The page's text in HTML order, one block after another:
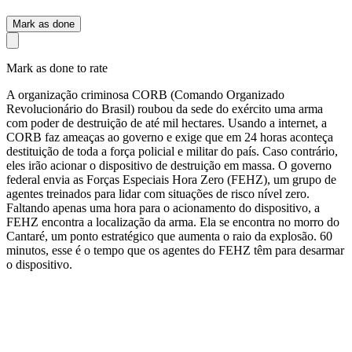
Mark as done
Mark as done to rate
A organização criminosa CORB (Comando Organizado
Revolucionário do Brasil) roubou da sede do exército uma arma
com poder de destruição de até mil hectares. Usando a internet, a
CORB faz ameaças ao governo e exige que em 24 horas aconteça
destituição de toda a força policial e militar do país. Caso contrário,
eles irão acionar o dispositivo de destruição em massa. O governo
federal envia as Forças Especiais Hora Zero (FEHZ), um grupo de
agentes treinados para lidar com situações de risco nível zero.
Faltando apenas uma hora para o acionamento do dispositivo, a
FEHZ encontra a localização da arma. Ela se encontra no morro do
Cantaré, um ponto estratégico que aumenta o raio da explosão. 60
minutos, esse é o tempo que os agentes do FEHZ têm para desarmar
o dispositivo.